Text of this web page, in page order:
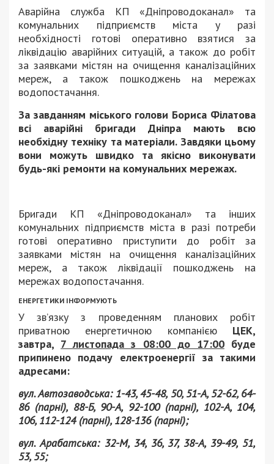
Аварійна служба КП «Дніпроводоканал» та
комунальних підприємств міста у разі
необхідності готові оперативно взятися за
ліквідацію аварійних ситуацій, а також до робіт
за заявками містян на очищення каналізаційних
мереж, а також пошкоджень на мережах
водопостачання.
За завданням міського голови Бориса Філатова
всі аварійні бригади Дніпра мають всю
необхідну техніку та матеріали. Завдяки цьому
вони можуть швидко та якісно виконувати
будь-які ремонти на комунальних мережах.
Бригади КП «Дніпроводоканал» та інших
комунальних підприємств міста в разі потреби
готові оперативно приступити до робіт за
заявками містян на очищення каналізаційних
мереж, а також ліквідації пошкоджень на
мережах водопостачання.
ЕНЕРГЕТИКИ ІНФОРМУЮТЬ
У зв’язку з проведенням планових робіт
приватною енергетичною компанієюЦЕК,
завтра, 7 листопада з 08:00 до 17:00буде
припинено подачу електроенергії за такими
адресами:
вул. Автозаводська: 1-43, 45-48, 50, 51-А, 52-62, 64-
86 (парні), 88-Б, 90-А, 92-100 (парні), 102-А, 104,
106, 112-124 (парні), 128-136 (парні);
вул. Арабатська: 32-М, 34, 36, 37, 38-А, 39-49, 51,
53, 55;